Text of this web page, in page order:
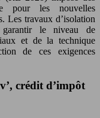
pour les nouvelles
Les travaux d’isolation
garantir le niveau de
et de la technique
de ces exigences
crédit d’impôt